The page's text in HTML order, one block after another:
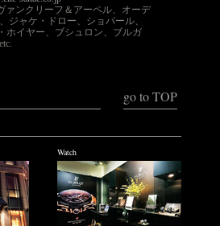
ンクリーフ＆アーペル、オーデ
ジャケ・ドロー、ショパール、
ホイヤー、ブシュロン、ブルガ
go to TOP
Watch